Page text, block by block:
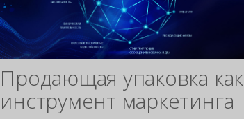
Продающая упаковка как
инструмент маркетинга